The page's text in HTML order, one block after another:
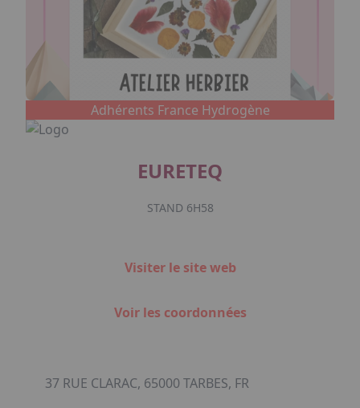
Adhérents France Hydrogène
EURETEQ
STAND 6H58
Visiter le site web
Voir les coordonnées
37 RUE CLARAC, 65000 TARBES, FR